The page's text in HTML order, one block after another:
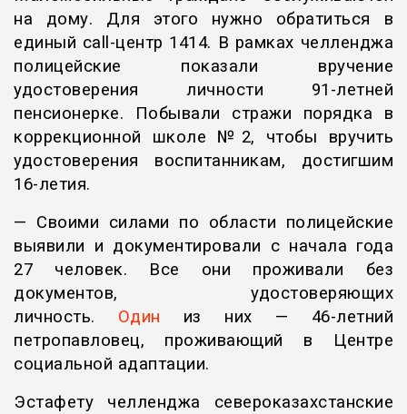
на дому. Для этого нужно обратиться в
единый call-центр 1414. В рамках челленджа
полицейские показали вручение
удостоверения личности 91-летней
пенсионерке. Побывали стражи порядка в
коррекционной школе №2, чтобы вручить
удостоверения воспитанникам, достигшим
16-летия.
— Своими силами по области полицейские
выявили и документировали с начала года
27 человек. Все они проживали без
документов, удостоверяющих
личность. Один из них — 46-летний
петропавловец, проживающий в Центре
социальной адаптации.
Эстафету челленджа североказахстанские